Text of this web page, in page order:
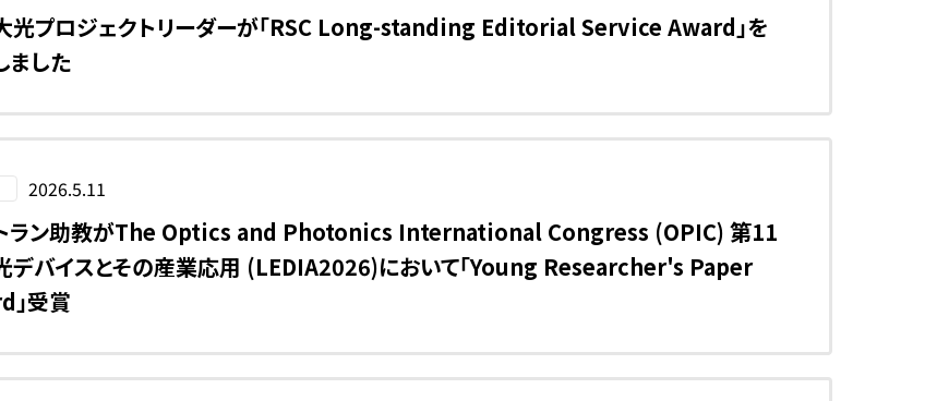
光プロジェクトリーダーが「RSC Long-standing Editorial Service Award」を
ました
2026.5.11
ラン助教がThe Optics and Photonics International Congress (OPIC) 第11
デバイスとその産業応用 (LEDIA2026)において「Young Researcher's Paper
」受賞